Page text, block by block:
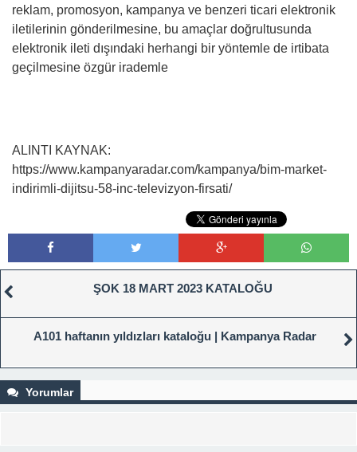
reklam, promosyon, kampanya ve benzeri ticari elektronik
iletilerinin gönderilmesine, bu amaçlar doğrultusunda
elektronik ileti dışındaki herhangi bir yöntemle de irtibata
geçilmesine özgür irademle
ALINTI KAYNAK:
https://www.kampanyaradar.com/kampanya/bim-market-
indirimli-dijitsu-58-inc-televizyon-firsati/
ŞOK 18 MART 2023 KATALOĞU
A101 haftanın yıldızları kataloğu | Kampanya Radar
Yorumlar